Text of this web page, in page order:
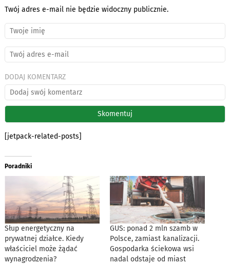
Twój adres e-mail nie będzie widoczny publicznie.
DODAJ KOMENTARZ
[jetpack-related-posts]
Poradniki
Słup energetyczny na
prywatnej działce. Kiedy
właściciel może żądać
wynagrodzenia?
GUS: ponad 2 mln szamb w
Polsce, zamiast kanalizacji.
Gospodarka ściekowa wsi
nadal odstaje od miast